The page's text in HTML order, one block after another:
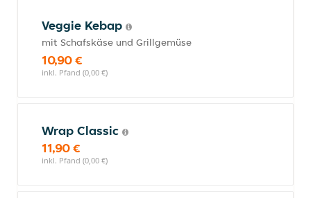
Veggie Kebap
mit Schafskäse und Grillgemüse
10,90 €
inkl. Pfand (0,00 €)
Wrap Classic
11,90 €
inkl. Pfand (0,00 €)